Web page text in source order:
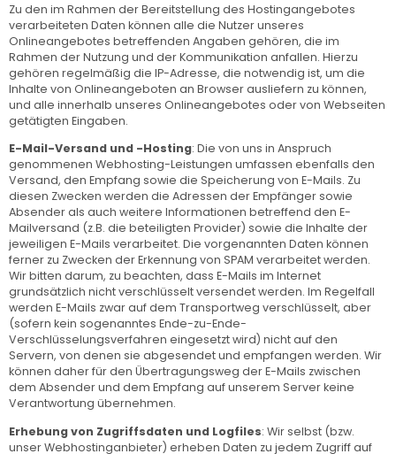
Zu den im Rahmen der Bereitstellung des Hostingangebotes
verarbeiteten Daten können alle die Nutzer unseres
Onlineangebotes betreffenden Angaben gehören, die im
Rahmen der Nutzung und der Kommunikation anfallen. Hierzu
gehören regelmäßig die IP-Adresse, die notwendig ist, um die
Inhalte von Onlineangeboten an Browser ausliefern zu können,
und alle innerhalb unseres Onlineangebotes oder von Webseiten
getätigten Eingaben.
E-Mail-Versand und -Hosting: Die von uns in Anspruch
genommenen Webhosting-Leistungen umfassen ebenfalls den
Versand, den Empfang sowie die Speicherung von E-Mails. Zu
diesen Zwecken werden die Adressen der Empfänger sowie
Absender als auch weitere Informationen betreffend den E-
Mailversand (z.B. die beteiligten Provider) sowie die Inhalte der
jeweiligen E-Mails verarbeitet. Die vorgenannten Daten können
ferner zu Zwecken der Erkennung von SPAM verarbeitet werden.
Wir bitten darum, zu beachten, dass E-Mails im Internet
grundsätzlich nicht verschlüsselt versendet werden. Im Regelfall
werden E-Mails zwar auf dem Transportweg verschlüsselt, aber
(sofern kein sogenanntes Ende-zu-Ende-
Verschlüsselungsverfahren eingesetzt wird) nicht auf den
Servern, von denen sie abgesendet und empfangen werden. Wir
können daher für den Übertragungsweg der E-Mails zwischen
dem Absender und dem Empfang auf unserem Server keine
Verantwortung übernehmen.
Erhebung von Zugriffsdaten und Logfiles: Wir selbst (bzw.
unser Webhostinganbieter) erheben Daten zu jedem Zugriff auf